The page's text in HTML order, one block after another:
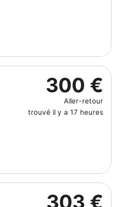
17
heures
300 €
Aller-
retour,
17
heures
300 €
Aller-retour
trouvé il y a 17 heures
le jeu 15 oct.
303 €
303 €
le mar 13 oct.